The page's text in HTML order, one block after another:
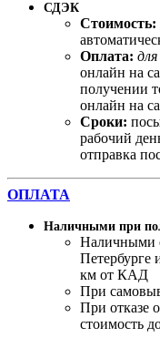
СДЭК
Стоимость:
Оплата:
онлайн на
получении
онлайн на
Сроки:
рабочий
отправка
ОПЛАТА
Наличными при
Наличными
Петербурге
км от КАД
При
При отказе
стоимость